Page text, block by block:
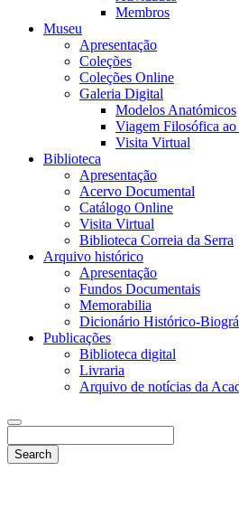
Membros
Museu
Apresentação
Coleções
Coleções Online
Galeria Digital
Modelos Anatómicos
Viagem Filosófica
Visita Virtual
Biblioteca
Apresentação
Acervo Documental
Catálogo Online
Visita Virtual
Biblioteca Correia da Serra
Arquivo histórico
Apresentação
Fundos Documentais
Memorabilia
Dicionário Histórico-
Publicações
Biblioteca digital
Livraria
Arquivo de notícias da